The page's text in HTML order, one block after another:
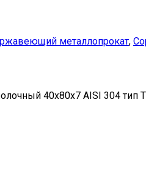
металлопрокат,
40х80х7 AISI 304 тип